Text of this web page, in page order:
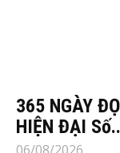
365 NGÀY
HIỆN ĐẠI